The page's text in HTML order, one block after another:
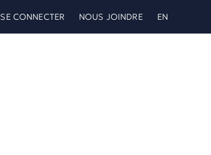
SE CONNECTER NOUS JOINDRE EN